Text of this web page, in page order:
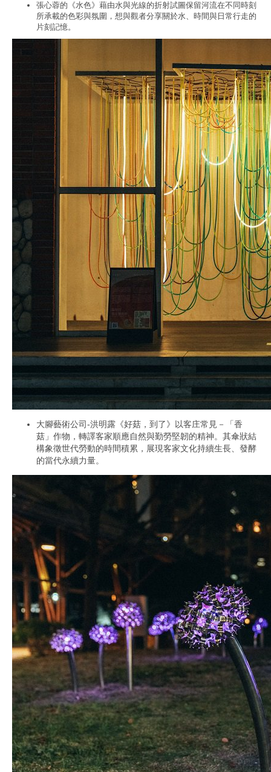
張心蓉的《水色》藉由水與光線的折射試圖保留河流在不同時刻
所承載的色彩與氛圍，想與觀者分享關於水、時間與日常行走的
片刻記憶。
大腳藝術公司-洪明露《好菇，到了》以客庄常見－「香
菇」作物，轉譯客家順應自然與勤勞堅韌的精神。其傘狀結
構象徵世代勞動的時間積累，展現客家文化持續生長、發酵
的當代永續力量。